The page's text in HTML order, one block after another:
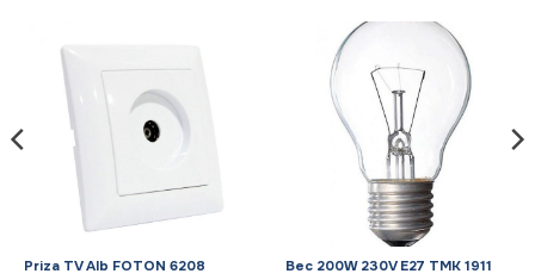
Priza TV Alb FOTON 6208
Bec 200W 230V E27 TMK 1911